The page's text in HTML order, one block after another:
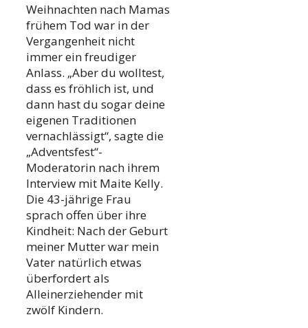
Weihnachten nach Mamas
frühem Tod war in der
Vergangenheit nicht
immer ein freudiger
Anlass. „Aber du wolltest,
dass es fröhlich ist, und
dann hast du sogar deine
eigenen Traditionen
vernachlässigt“, sagte die
„Adventsfest“-
Moderatorin nach ihrem
Interview mit Maite Kelly.
Die 43-jährige Frau
sprach offen über ihre
Kindheit: Nach der Geburt
meiner Mutter war mein
Vater natürlich etwas
überfordert als
Alleinerziehender mit
zwölf Kindern.